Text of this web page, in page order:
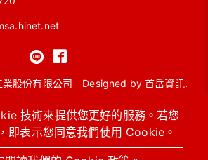
技術來提供您更好的服務。若您
即表示您同意我們使用 Cookie。
股份有限公司 Designed by首岳資訊.
會議桌 洽談桌椅
高級沙發
進口保險箱
OA辦公椅 / 功能椅